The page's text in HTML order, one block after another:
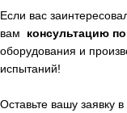
Если вас
вам консультацию
оборудования и
испытаний!
Оставьте вашу